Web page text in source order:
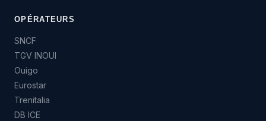
OPÉRATEURS
SNCF
TGV INOUI
Ouigo
Eurostar
Trenitalia
DB ICE